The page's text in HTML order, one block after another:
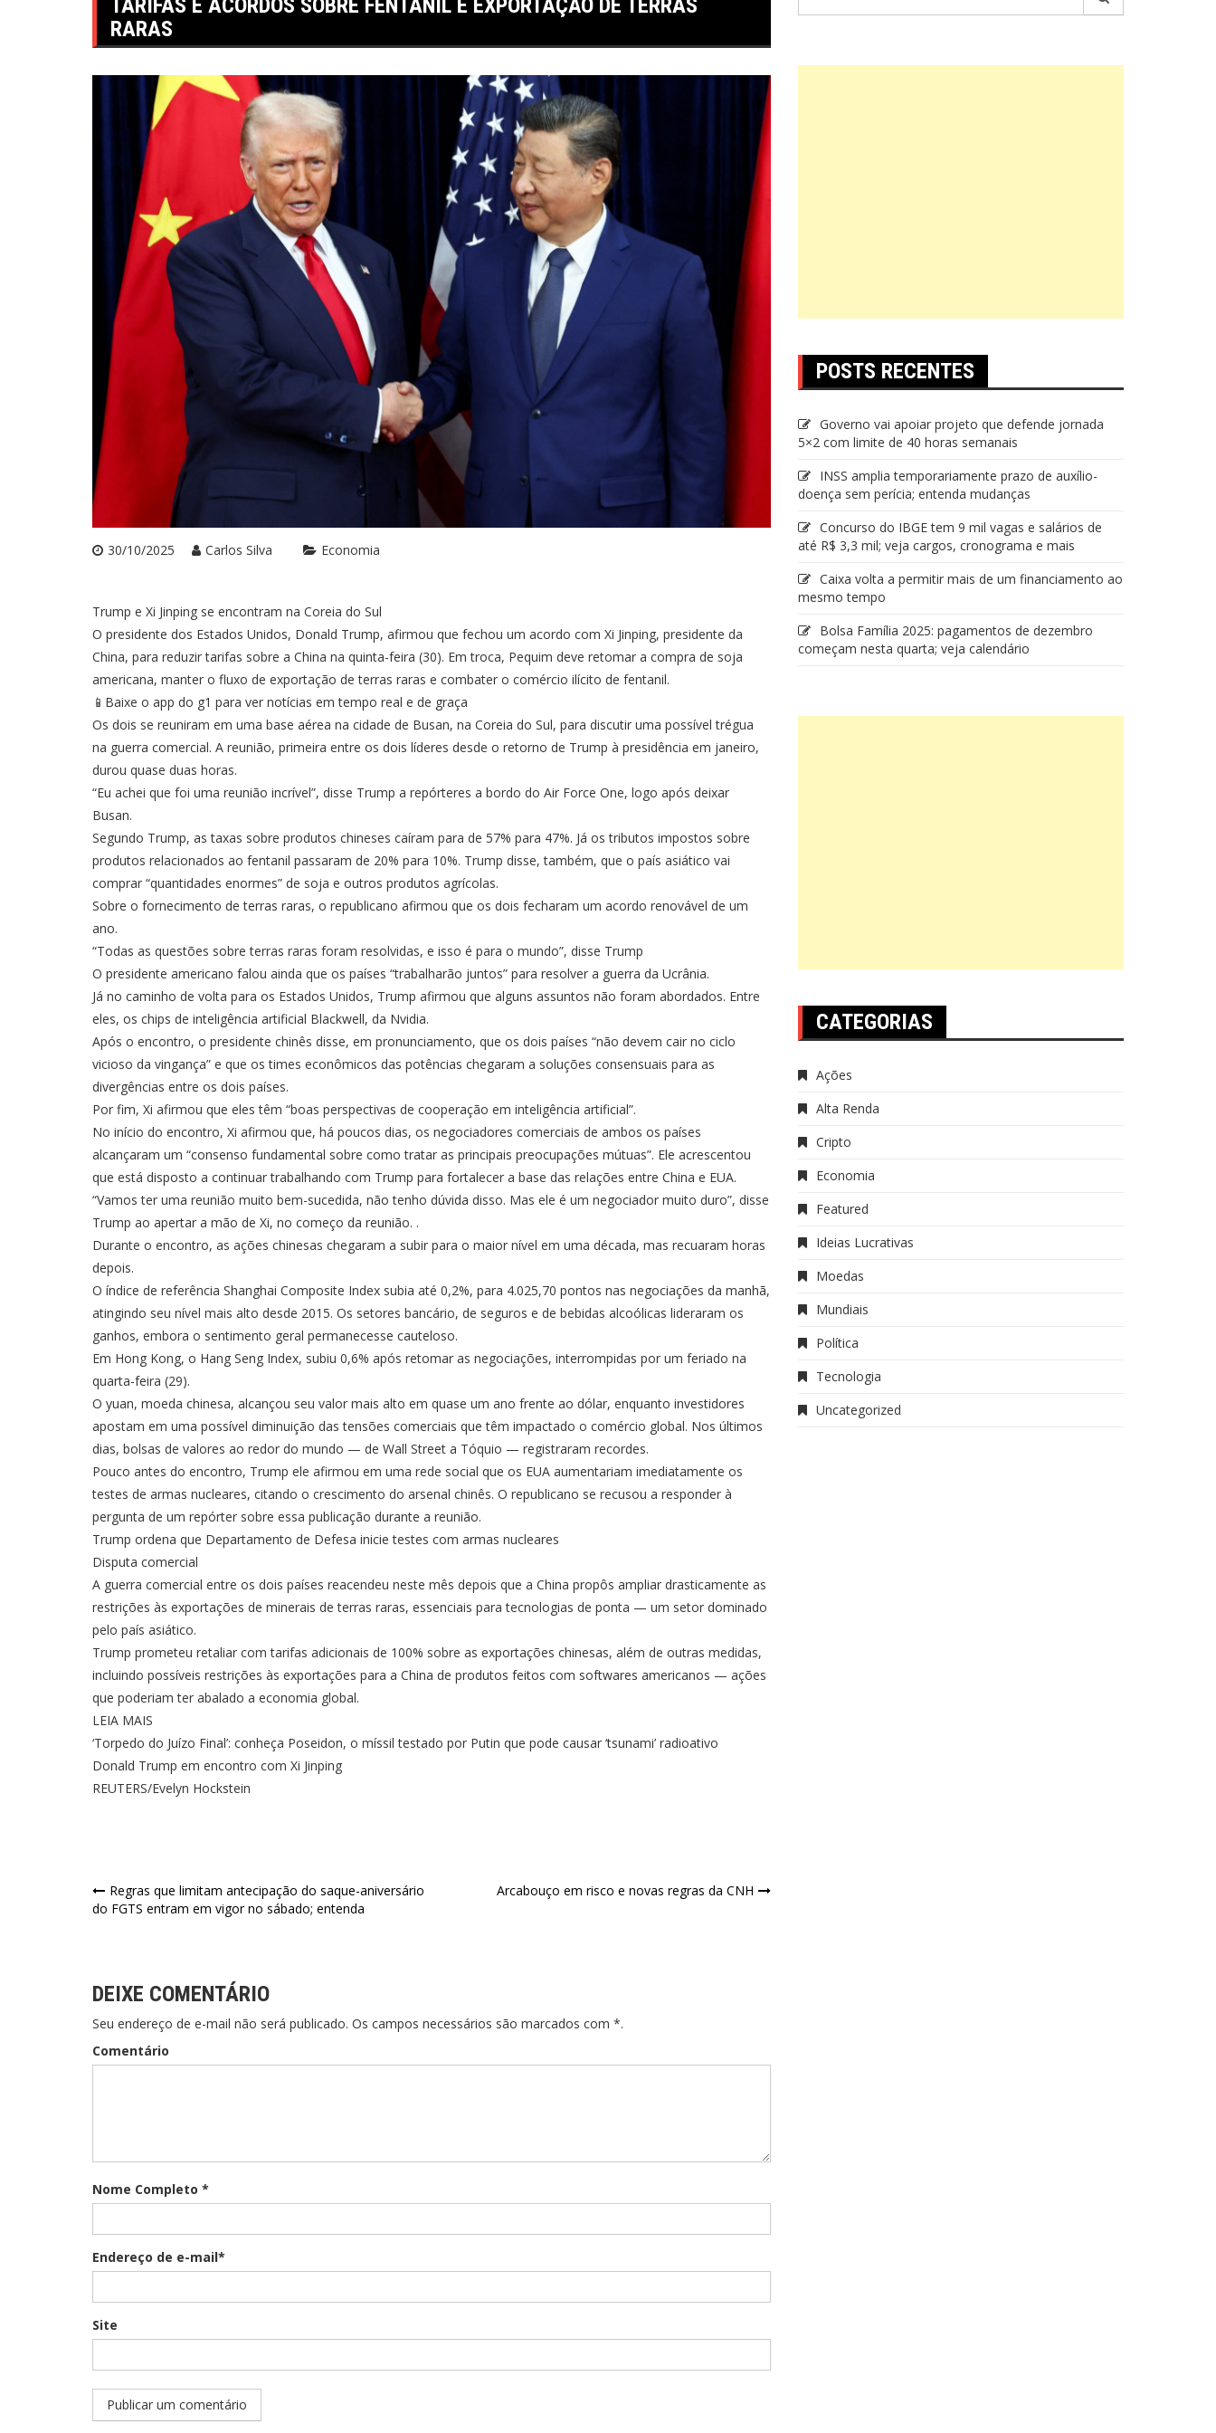
TARIFAS E ACORDOS SOBRE FENTANIL E EXPORTAÇÃO DE TERRAS
RARAS
30/10/2025 Carlos Silva Economia
Trump e Xi Jinping se encontram na Coreia do Sul
O presidente dos Estados Unidos, Donald Trump, afirmou que fechou um acordo com Xi Jinping, presidente da
China, para reduzir tarifas sobre a China na quinta-feira (30). Em troca, Pequim deve retomar a compra de soja
americana, manter o fluxo de exportação de terras raras e combater o comércio ilícito de fentanil.
📱Baixe o app do g1 para ver notícias em tempo real e de graça
Os dois se reuniram em uma base aérea na cidade de Busan, na Coreia do Sul, para discutir uma possível trégua
na guerra comercial. A reunião, primeira entre os dois líderes desde o retorno de Trump à presidência em janeiro,
durou quase duas horas.
“Eu achei que foi uma reunião incrível”, disse Trump a repórteres a bordo do Air Force One, logo após deixar
Busan.
Segundo Trump, as taxas sobre produtos chineses caíram para de 57% para 47%. Já os tributos impostos sobre
produtos relacionados ao fentanil passaram de 20% para 10%. Trump disse, também, que o país asiático vai
comprar “quantidades enormes” de soja e outros produtos agrícolas.
Sobre o fornecimento de terras raras, o republicano afirmou que os dois fecharam um acordo renovável de um
ano.
“Todas as questões sobre terras raras foram resolvidas, e isso é para o mundo”, disse Trump
O presidente americano falou ainda que os países “trabalharão juntos” para resolver a guerra da Ucrânia.
Já no caminho de volta para os Estados Unidos, Trump afirmou que alguns assuntos não foram abordados. Entre
eles, os chips de inteligência artificial Blackwell, da Nvidia.
Após o encontro, o presidente chinês disse, em pronunciamento, que os dois países “não devem cair no ciclo
vicioso da vingança” e que os times econômicos das potências chegaram a soluções consensuais para as
divergências entre os dois países.
Por fim, Xi afirmou que eles têm “boas perspectivas de cooperação em inteligência artificial”.
No início do encontro, Xi afirmou que, há poucos dias, os negociadores comerciais de ambos os países
alcançaram um “consenso fundamental sobre como tratar as principais preocupações mútuas”. Ele acrescentou
que está disposto a continuar trabalhando com Trump para fortalecer a base das relações entre China e EUA.
“Vamos ter uma reunião muito bem-sucedida, não tenho dúvida disso. Mas ele é um negociador muito duro”, disse
Trump ao apertar a mão de Xi, no começo da reunião. .
Durante o encontro, as ações chinesas chegaram a subir para o maior nível em uma década, mas recuaram horas
depois.
O índice de referência Shanghai Composite Index subia até 0,2%, para 4.025,70 pontos nas negociações da manhã,
atingindo seu nível mais alto desde 2015. Os setores bancário, de seguros e de bebidas alcoólicas lideraram os
ganhos, embora o sentimento geral permanecesse cauteloso.
Em Hong Kong, o Hang Seng Index, subiu 0,6% após retomar as negociações, interrompidas por um feriado na
quarta-feira (29).
O yuan, moeda chinesa, alcançou seu valor mais alto em quase um ano frente ao dólar, enquanto investidores
apostam em uma possível diminuição das tensões comerciais que têm impactado o comércio global. Nos últimos
dias, bolsas de valores ao redor do mundo — de Wall Street a Tóquio — registraram recordes.
Pouco antes do encontro, Trump ele afirmou em uma rede social que os EUA aumentariam imediatamente os
testes de armas nucleares, citando o crescimento do arsenal chinês. O republicano se recusou a responder à
pergunta de um repórter sobre essa publicação durante a reunião.
Trump ordena que Departamento de Defesa inicie testes com armas nucleares
Disputa comercial
A guerra comercial entre os dois países reacendeu neste mês depois que a China propôs ampliar drasticamente as
restrições às exportações de minerais de terras raras, essenciais para tecnologias de ponta — um setor dominado
pelo país asiático.
Trump prometeu retaliar com tarifas adicionais de 100% sobre as exportações chinesas, além de outras medidas,
incluindo possíveis restrições às exportações para a China de produtos feitos com softwares americanos — ações
que poderiam ter abalado a economia global.
LEIA MAIS
‘Torpedo do Juízo Final’: conheça Poseidon, o míssil testado por Putin que pode causar ‘tsunami’ radioativo
Donald Trump em encontro com Xi Jinping
REUTERS/Evelyn Hockstein
Navegação
Regras que limitam antecipação do saque-aniversário
do FGTS entram em vigor no sábado; entenda
Arcabouço em risco e novas regras da CNH
DEIXE COMENTÁRIO
Seu endereço de e-mail não será publicado. Os campos necessários são marcados com *.
Comentário
Nome Completo *
Endereço de e-mail*
Site
POSTS RECENTES
Governo vai apoiar projeto que defende jornada
5×2 com limite de 40 horas semanais
INSS amplia temporariamente prazo de auxílio-
doença sem perícia; entenda mudanças
Concurso do IBGE tem 9 mil vagas e salários de
até R$ 3,3 mil; veja cargos, cronograma e mais
Caixa volta a permitir mais de um financiamento ao
mesmo tempo
Bolsa Família 2025: pagamentos de dezembro
começam nesta quarta; veja calendário
CATEGORIAS
Ações
Alta Renda
Cripto
Economia
Featured
Ideias Lucrativas
Moedas
Mundiais
Política
Tecnologia
Uncategorized